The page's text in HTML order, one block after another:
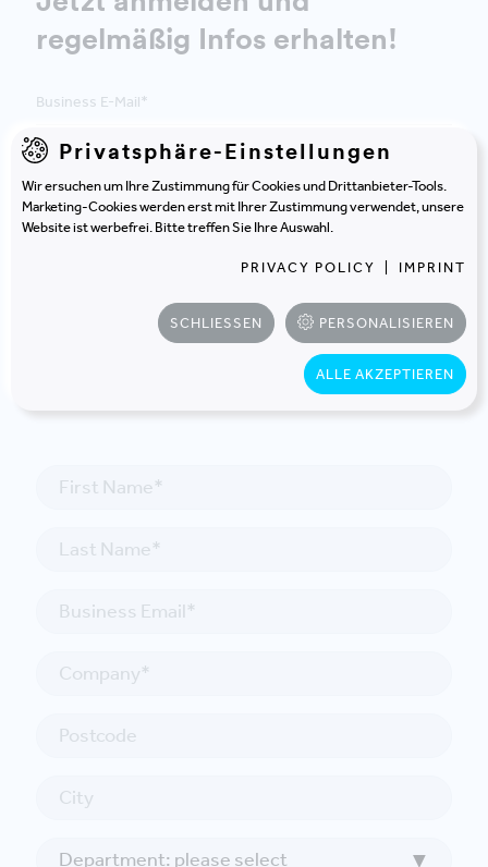
regelmäßig Infos erhalten!
Privatsphäre-Einstellungen
Wir ersuchen um Ihre Zustimmung für Cookies und Drittanbieter-Tools.
Marketing-Cookies werden erst mit Ihrer Zustimmung verwendet, unsere
Website ist werbefrei. Bitte treffen Sie Ihre Auswahl.
PRIVACY POLICY IMPRINT
SCHLIESSEN PERSONALISIEREN
ALLE AKZEPTIEREN